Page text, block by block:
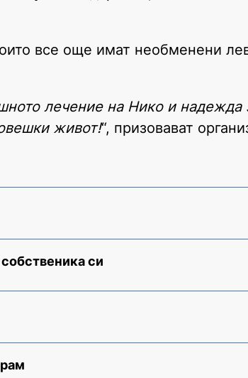
все още имат необменени
лечение на Нико и надежда
живот!“, призовават
си